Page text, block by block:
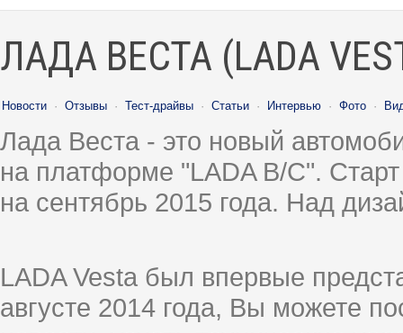
ЛАДА ВЕСТА (LADA
Новости · Отзывы · Тест-драйвы · Статьи · Интервью · Фото ·
Лада Веста - это новый
на платформе "LADA B/C".
на сентябрь 2015 года. Над
LADA Vesta был впервые
августе 2014 года, Вы можете